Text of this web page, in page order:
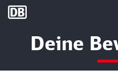
DB Group
Deine